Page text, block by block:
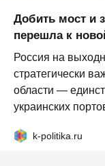
Добить мост и
перешла к
Россия на
стратегически
области —
украинских
k-politika.ru